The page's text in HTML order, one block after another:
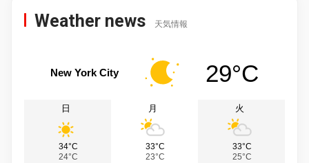
Weather news 天気情報
New York City 29°C
日
34°C
24°C
月
33°C
23°C
火
33°C
25°C